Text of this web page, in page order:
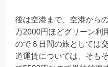
後は空港まで、空港から
万2000円ほどグリーン利
ので６日間の旅としては
道運賃については、そも